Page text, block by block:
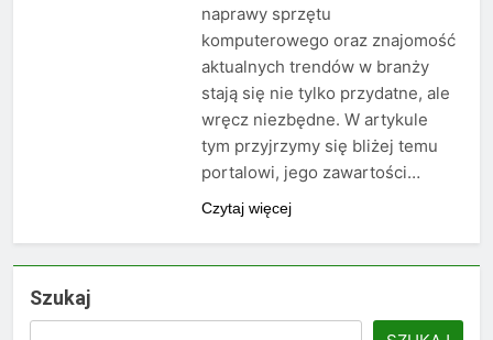
naprawy sprzętu
komputerowego oraz znajomość
aktualnych trendów w branży
stają się nie tylko przydatne, ale
wręcz niezbędne. W artykule
tym przyjrzymy się bliżej temu
portalowi, jego zawartości…
Czytaj więcej
Szukaj